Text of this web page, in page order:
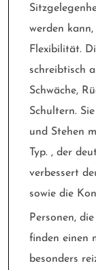
werden
Flexibilität.
schreibtisch
Schwäche,
Schultern.
und Stehen
Typ. , der
verbessert
sowie die
Personen,
finden einen
besonders